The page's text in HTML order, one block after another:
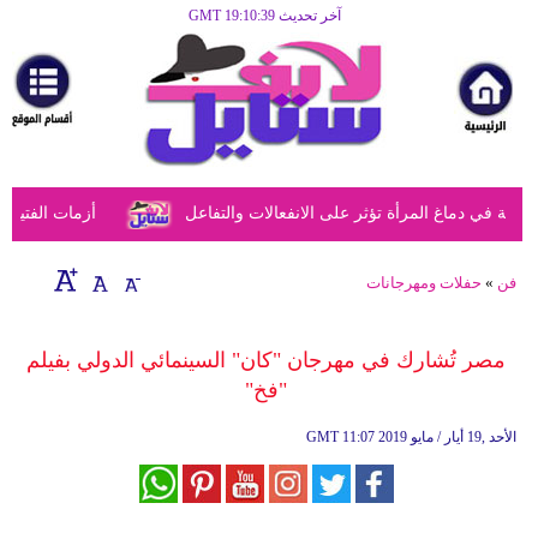
آخر تحديث GMT 19:10:39
مرأة
أزياء
أزياء
إسلامية
صحة
أزمات دماغ المرأة تؤثر على الانفعالات والتفاعل
فن » حفلات ومهرجانات
مصر تُشارك في مهرجان "كان" السينمائي الدولي بفيلم
"فخ"
GMT 11:07 2019 الأحد ,19 أيار / مايو